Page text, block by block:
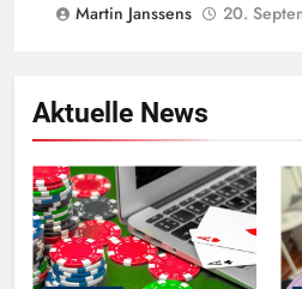
Martin Janssens
20.
Aktuelle News